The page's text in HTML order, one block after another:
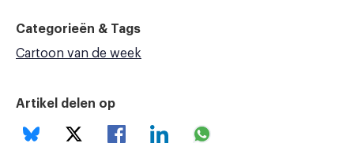
Categorieën & Tags
Cartoon van de week
Artikel delen op